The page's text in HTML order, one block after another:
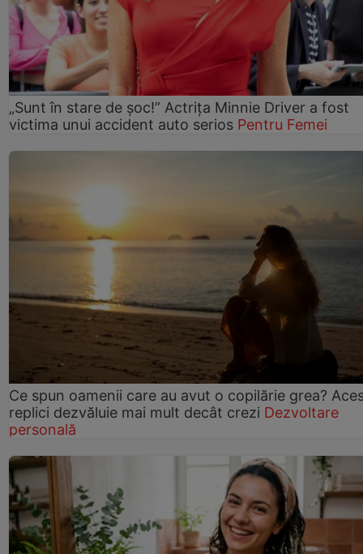
„Sunt în stare de șoc!” Actrița Minnie Driver a fost
victima unui accident auto serios Pentru Femei
Ce spun oamenii care au avut o copilărie grea?
replici dezvăluie mai mult decât crezi Dezvoltare
personală